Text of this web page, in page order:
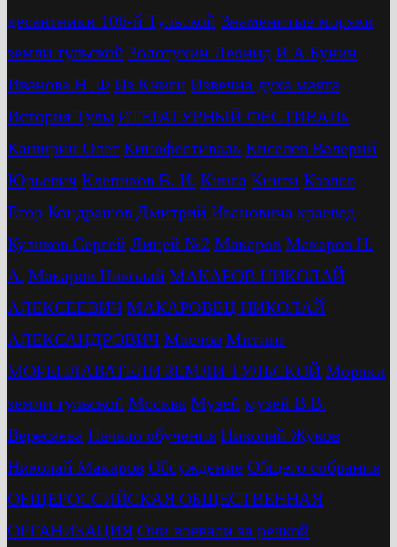
десантники 106-й Тульской Знаменитые моряки
земли тульской Золотухин Леонид И.А.Бунин
Иванова Н. Ф Из Книги Извечна духа маята
История Тулы ИТЕРАТУРНЫЙ ФЕСТИВАЛь
Каширин Олег Кинофестиваль Киселев Валерий
Юрьевич Клепиков В. И. Книга Книги Козлов
Егор Кондрашов Дмитрий Ивановича краевед
Куликов Сергей Лицей №2 Макаров Макаров Н.
А. Макаров Николай МАКАРОВ НИКОЛАЙ
АЛЕКСЕЕВИЧ МАКАРОВЕЦ НИКОЛАЙ
АЛЕКСАНДРОВИЧ Маслов Митинг
МОРЕПЛАВАТЕЛИ ЗЕМЛИ ТУЛЬСКОЙ Моряки
земли тульской Москва Музей музей В.В.
Вересаева Начало обучения Николай Жуков
Николай Макаров Обсуждение Общего собрания
ОБЩЕРОССИЙСКАЯ ОБЩЕСТВЕННАЯ
ОРГАНИЗАЦИЯ Они воевали за речкой